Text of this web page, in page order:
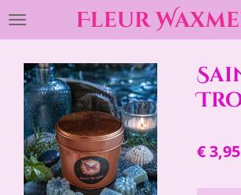
Ga
hoofdinhoud
Fleur
€ 3,95